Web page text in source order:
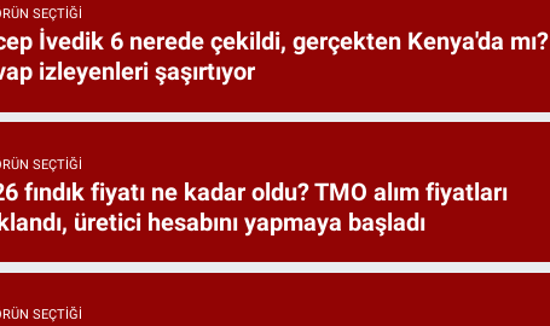
SEÇTIĞI
İvedik 6 nerede çekildi, gerçekten Kenya'da mı?
izleyenleri şaşırtıyor
SEÇTIĞI
fındık fiyatı ne kadar oldu? TMO alım fiyatları
üretici hesabını yapmaya başladı
SEÇTIĞI